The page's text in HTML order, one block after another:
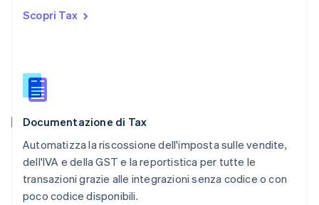
Scopri Tax
Documentazione di Tax
Automatizza la riscossione dell'imposta sulle vendite,
dell'IVA e della GST e la reportistica per tutte le
transazioni grazie alle integrazioni senza codice o con
poco codice disponibili.
Regno Unito
English
English
Singapore
Slovacchia
English
Slovenia
Spagna
EspañolEnglish